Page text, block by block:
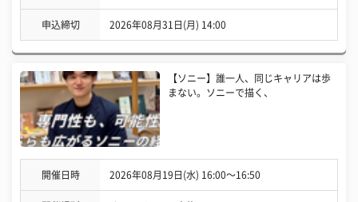
申込締切 2026年08月31日(月) 14:00
【ソニー】誰一人、同じキャリアは歩
まない。ソニーで描く、
開催日時 2026年08月19日(水) 16:00〜16:50